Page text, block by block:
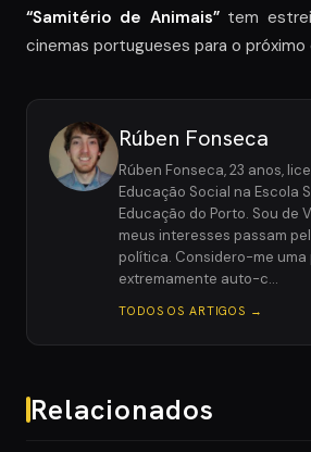
“Samitério de Animais”tem
cinemas portugueses para o próximo
Rúben Fonseca
Rúben Fonseca, 23 anos,
Educação Social na Escola
Educação do Porto. Sou de
meus interesses passam
política. Considero-me uma
extremamente auto-c…
TODOS OS ARTIGOS →
Relacionados